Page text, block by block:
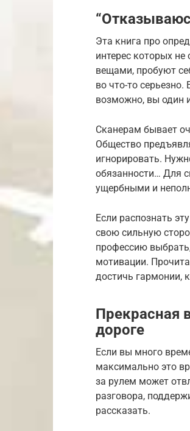
Эта книга про
интерес которых
вещами, пробуют
во что-то
возможно, вы один
Сканерам бывает
Общество
игнорировать.
обязанности… Для
ущербными и
Если распознать
свою сильную
профессию
мотивации.
достичь гармонии,
Прекрасная
дороге
Если вы много
максимально это
за рулем может
разговора,
рассказать.